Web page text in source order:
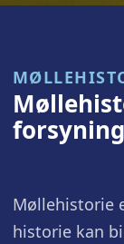
Møllehistorie
historie kan